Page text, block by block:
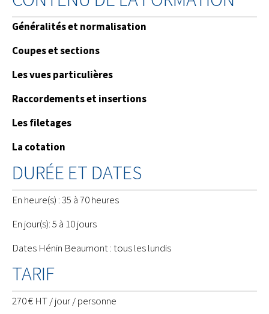
Généralités et normalisation
Coupes et sections
Les vues particulières
Raccordements et insertions
Les filetages
La cotation
DURÉE ET DATES
En heure(s) : 35 à 70 heures
En jour(s): 5 à 10 jours
Dates Hénin Beaumont : tous les lundis
TARIF
270 € HT / jour / personne